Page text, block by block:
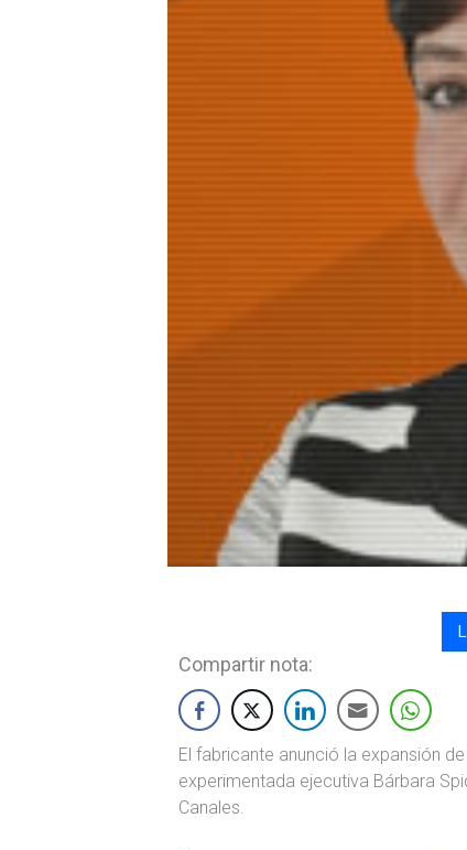
Compartir nota:
El fabricante anunció la expansión
experimentada ejecutiva Bárbara
Canales.